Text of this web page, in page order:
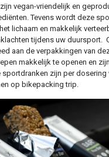
vegan-vriendelijk en
Tevens wordt deze
lichaam en makkelijk
tijdens uw duursport.
aan de verpakkingen van
makkelijk te openen en
sportdranken zijn per dosering
op bikepacking trip.